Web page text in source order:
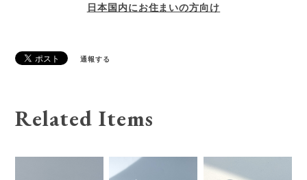
日本国内にお住まいの方向け
通報する
Related Items